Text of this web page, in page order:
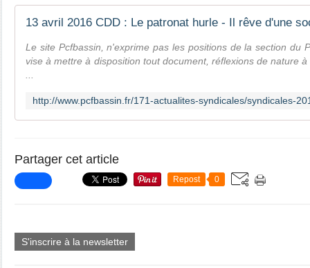
Le site Pcfbassin, n'exprime pas les positions de la section du
vise à mettre à disposition tout document, réflexions de nature
Partager cet article
Repost 0
S'inscrire à la newsletter